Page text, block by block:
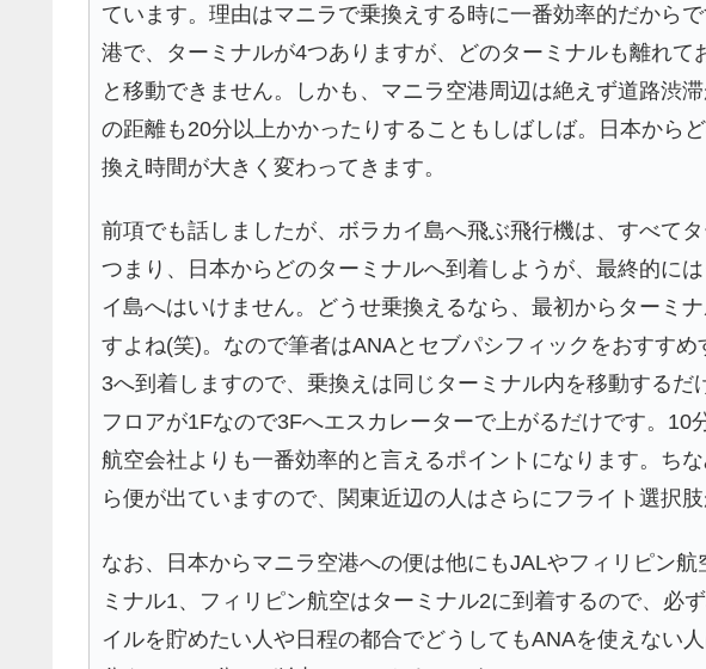
ています。理由はマニラで乗換えする時に一番効率的だから
港で、ターミナルが4つありますが、どのターミナルも離れて
と移動できません。しかも、マニラ空港周辺は絶えず道路渋
の距離も20分以上かかったりすることもしばしば。日本から
換え時間が大きく変わってきます。
前項でも話しましたが、ボラカイ島へ飛ぶ飛行機は、すべて
つまり、日本からどのターミナルへ到着しようが、最終的に
イ島へはいけません。どうせ乗換えるなら、最初からターミ
すよね(笑)。なので筆者はANAとセブパシフィックをおすす
3へ到着しますので、乗換えは同じターミナル内を移動する
フロアが1Fなので3Fへエスカレーターで上がるだけです。10
航空会社よりも一番効率的と言えるポイントになります。ち
ら便が出ていますので、関東近辺の人はさらにフライト選択肢
なお、日本からマニラ空港への便は他にもJALやフィリピン
ミナル1、フィリピン航空はターミナル2に到着するので、必
イルを貯めたい人や日程の都合でどうしてもANAを使えない